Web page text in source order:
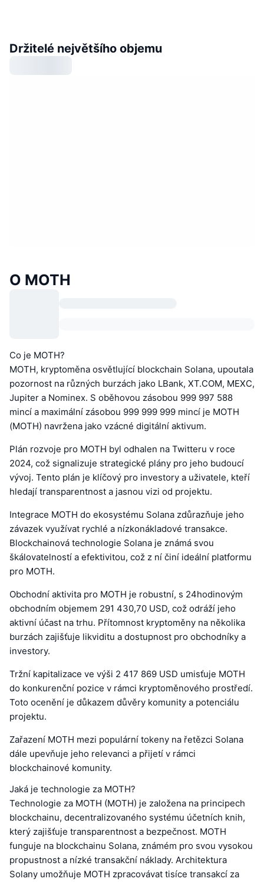
Držitelé největšího objemu
O MOTH
Co je MOTH?
MOTH, kryptoměna osvětlující blockchain Solana, upoutala
pozornost na různých burzách jako LBank, XT.COM, MEXC,
Jupiter a Nominex. S oběhovou zásobou 999 997 588
mincí a maximální zásobou 999 999 999 mincí je MOTH
(MOTH) navržena jako vzácné digitální aktivum.
Plán rozvoje pro MOTH byl odhalen na Twitteru v roce
2024, což signalizuje strategické plány pro jeho budoucí
vývoj. Tento plán je klíčový pro investory a uživatele, kteří
hledají transparentnost a jasnou vizi od projektu.
Integrace MOTH do ekosystému Solana zdůrazňuje jeho
závazek využívat rychlé a nízkonákladové transakce.
Blockchainová technologie Solana je známá svou
škálovatelností a efektivitou, což z ní činí ideální platformu
pro MOTH.
Obchodní aktivita pro MOTH je robustní, s 24hodinovým
obchodním objemem 291 430,70 USD, což odráží jeho
aktivní účast na trhu. Přítomnost kryptoměny na několika
burzách zajišťuje likviditu a dostupnost pro obchodníky a
investory.
Tržní kapitalizace ve výši 2 417 869 USD umisťuje MOTH
do konkurenční pozice v rámci kryptoměnového prostředí.
Toto ocenění je důkazem důvěry komunity a potenciálu
projektu.
Zařazení MOTH mezi populární tokeny na řetězci Solana
dále upevňuje jeho relevanci a přijetí v rámci
blockchainové komunity.
Jaká je technologie za MOTH?
Technologie za MOTH (MOTH) je založena na principech
blockchainu, decentralizovaného systému účetních knih,
který zajišťuje transparentnost a bezpečnost. MOTH
funguje na blockchainu Solana, známém pro svou vysokou
propustnost a nízké transakční náklady. Architektura
Solany umožňuje MOTH zpracovávat tisíce transakcí za